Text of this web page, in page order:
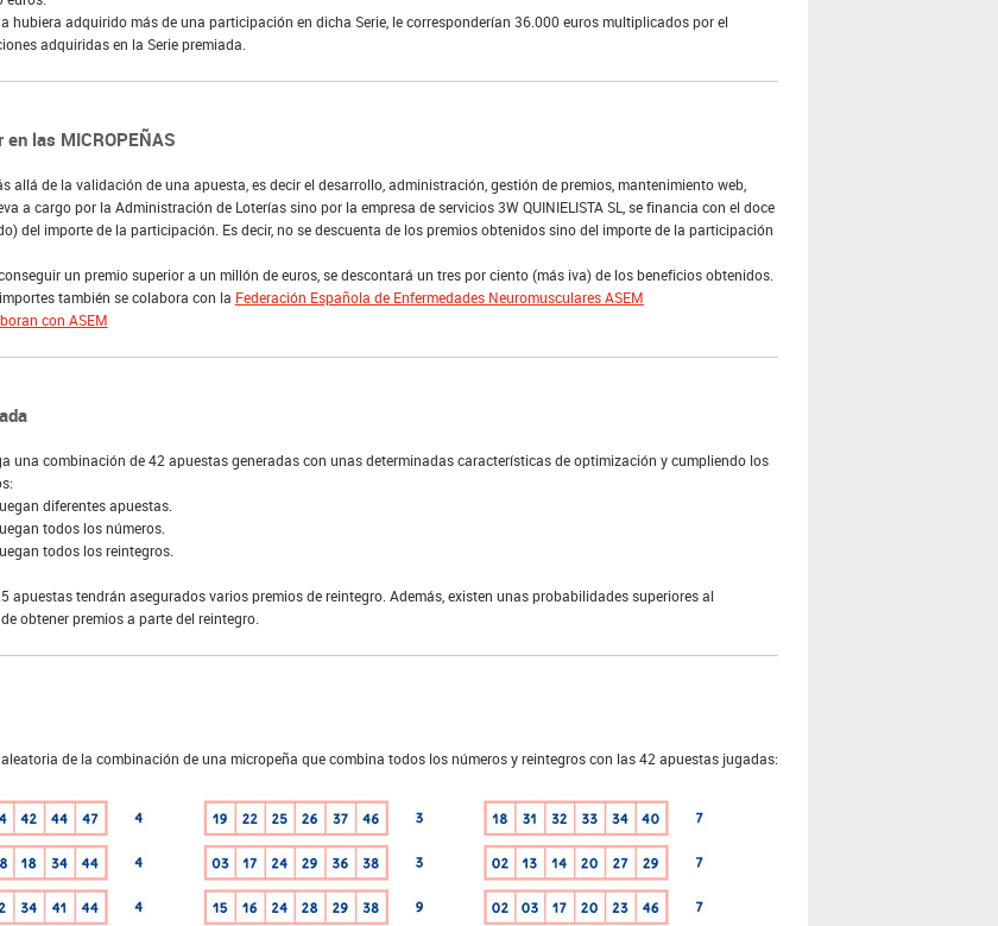
hubiera adquirido más de una participación en dicha Serie, le corresponderían 36.000 euros multiplicados por el
adquiridas en la Serie premiada.
en las MICROPEÑAS
allá de la validación de una apuesta, es decir el desarrollo, administración, gestión de premios, mantenimiento web,
a cargo por la Administración de Loterías sino por la empresa de servicios 3W QUINIELISTA SL, se financia con el doce
del importe de la participación. Es decir, no se descuenta de los premios obtenidos sino del importe de la participación
un premio superior a un millón de euros, se descontará un tres por ciento (más iva) de los beneficios obtenidos.
también se colabora con la Federación Española de Enfermedades Neuromusculares ASEM
con ASEM
una combinación de 42 apuestas generadas con unas determinadas características de optimización y cumpliendo los
diferentes apuestas.
todos los números.
todos los reintegros.
apuestas tendrán asegurados varios premios de reintegro. Además, existen unas probabilidades superiores al
obtener premios a parte del reintegro.
de la combinación de una micropeña que combina todos los números y reintegros con las 42 apuestas jugadas: